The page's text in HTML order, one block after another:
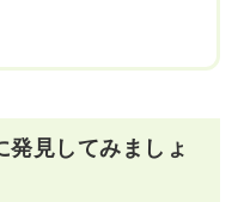
発見してみましょ